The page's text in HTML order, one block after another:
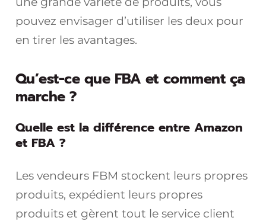
pouvez envisager d’utiliser les deux pour
en tirer les avantages.
Qu’est-ce que FBA et comment ça
marche ?
Quelle est la différence entre Amazon
et FBA ?
Les vendeurs FBM stockent leurs propres
produits, expédient leurs propres
produits et gèrent tout le service client